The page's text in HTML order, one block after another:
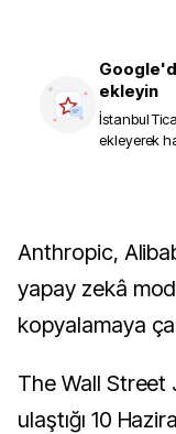
ekleyin
İstanbul
ekleyerek
Anthropic, Alibaba'yı, geliştirdiği Claude adlı
yapay zekâ
kopyalamaya
The Wall Street
ulaştığı 10